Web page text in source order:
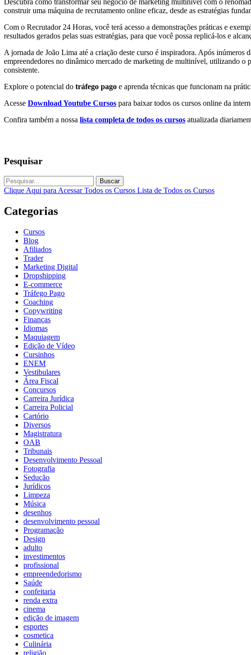
construir uma máquina de recrutamento online eficaz, desde as estratégias
Com o Recrutador 24 Horas, você terá acesso a demonstrações práticas e
resultados gerados pelas suas estratégias, para que você possa replicá-los e
A jornada de João Lima até a criação deste curso é inspiradora. Após
empreendedores no dinâmico mercado de marketing de multinível, utilizando
consistente.
Explore o potencial do tráfego pago e aprenda técnicas que funcionam na
Acesse Download Youtube Cursos para baixar todos os cursos online da
Confira também a nossa lista completa de todos os cursos atualizada
Pesquisar
Buscar
Clique Aqui para Acessar Todos os Cursos Lista de Todos os Cursos
Categorias
Cursos
Blog
Afiliados
Trader
Marketing Digital
Dropshipping
E-commerce
Tráfego Pago
Coaching
Copywriting
Finanças
Idiomas
Maquiagem
Edição de Vídeo
Cursinhos
ENEM
Vestibulares
Área Fiscal
Concursos
Carreira Jurídica
Carreira Policial
Cartório
Diversos
Magistratura
OAB
Tribunais
Desenvolvimento Pessoal
Fotografia
Sedução
Jurídicos
Limpeza
Música
desenhos
desenvolvimento pessoal
Programação
Design
adulto
investimentos
profissional
empreendedorismo
Saúde
confeitaria
renda extra
cinema
edição de imagem
esportes
cosmetica
Culinária
religião